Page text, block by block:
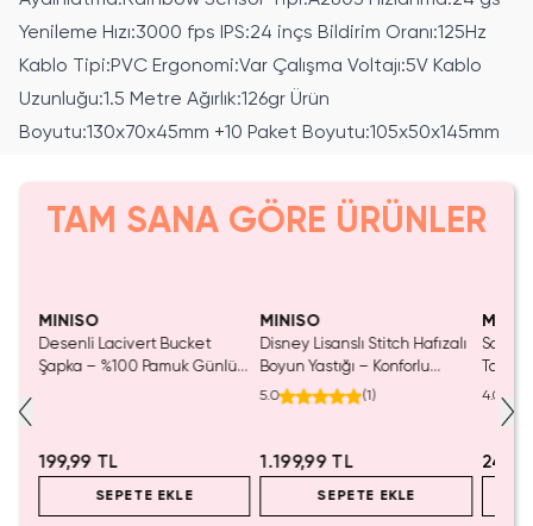
Yenileme Hızı:3000 fps IPS:24 inçs Bildirim Oranı:125Hz
Kablo Tipi:PVC Ergonomi:Var Çalışma Voltajı:5V Kablo
Uzunluğu:1.5 Metre Ağırlık:126gr Ürün
Boyutu:130x70x45mm +10 Paket Boyutu:105x50x145mm
TAM SANA GÖRE ÜRÜNLER
MINISO
Desenli Lacivert Bucket
Şapka – %100 Pamuk Günlük
199,99 TL
SEPETE EKLE
MINISO
Disney Lisanslı Stitch Hafızalı
Boyun Yastığı – Konforlu
Ergonomik Seyahat Yastığı 32
5.0 (1)
1.199,99 TL
SEPETE EKLE
Sanrio
Cep
4.0